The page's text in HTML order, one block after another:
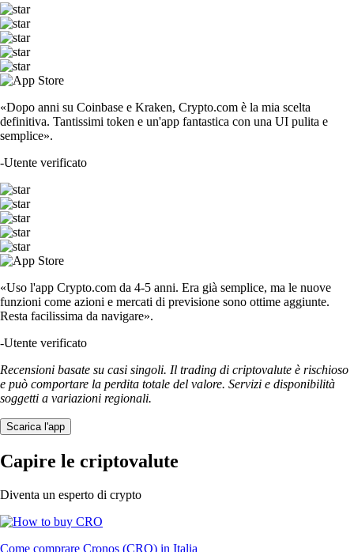
«Dopo anni su Coinbase e Kraken, Crypto.com è la mia scelta
definitiva. Tantissimi token e un'app fantastica con una UI pulita e
semplice».
-Utente verificato
«Uso l'app Crypto.com da 4-5 anni. Era già semplice, ma le nuove
funzioni come azioni e mercati di previsione sono ottime aggiunte.
Resta facilissima da navigare».
-Utente verificato
Recensioni basate su casi singoli. Il trading di criptovalute è rischioso
e può comportare la perdita totale del valore. Servizi e disponibilità
soggetti a variazioni regionali.
Scarica l'app
Capire le criptovalute
Diventa un esperto di crypto
Come comprare Cronos (CRO) in Italia